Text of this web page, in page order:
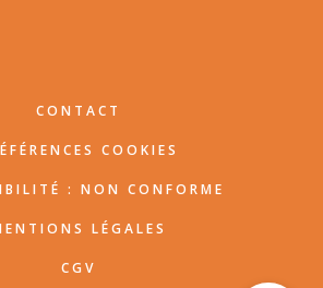
Pied
CONTACT
COOKIES
: NON CONFORME
LÉGALES
CGV